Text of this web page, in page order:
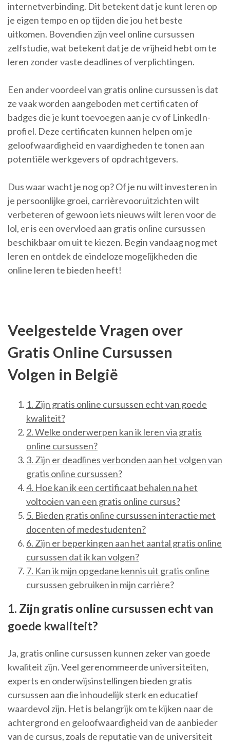
internetverbinding. Dit betekent dat je kunt leren op
je eigen tempo en op tijden die jou het beste
uitkomen. Bovendien zijn veel online cursussen
zelfstudie, wat betekent dat je de vrijheid hebt om te
leren zonder vaste deadlines of verplichtingen.
Een ander voordeel van gratis online cursussen is dat
ze vaak worden aangeboden met certificaten of
badges die je kunt toevoegen aan je cv of LinkedIn-
profiel. Deze certificaten kunnen helpen om je
geloofwaardigheid en vaardigheden te tonen aan
potentiële werkgevers of opdrachtgevers.
Dus waar wacht je nog op? Of je nu wilt investeren in
je persoonlijke groei, carrièrevooruitzichten wilt
verbeteren of gewoon iets nieuws wilt leren voor de
lol, er is een overvloed aan gratis online cursussen
beschikbaar om uit te kiezen. Begin vandaag nog met
leren en ontdek de eindeloze mogelijkheden die
online leren te bieden heeft!
Veelgestelde Vragen over
Gratis Online Cursussen
Volgen in België
1. Zijn gratis online cursussen echt van goede
kwaliteit?
2. Welke onderwerpen kan ik leren via gratis
online cursussen?
3. Zijn er deadlines verbonden aan het volgen van
gratis online cursussen?
4. Hoe kan ik een certificaat behalen na het
voltooien van een gratis online cursus?
5. Bieden gratis online cursussen interactie met
docenten of medestudenten?
6. Zijn er beperkingen aan het aantal gratis online
cursussen dat ik kan volgen?
7. Kan ik mijn opgedane kennis uit gratis online
cursussen gebruiken in mijn carrière?
1. Zijn gratis online cursussen echt van
goede kwaliteit?
Ja, gratis online cursussen kunnen zeker van goede
kwaliteit zijn. Veel gerenommeerde universiteiten,
experts en onderwijsinstellingen bieden gratis
cursussen aan die inhoudelijk sterk en educatief
waardevol zijn. Het is belangrijk om te kijken naar de
achtergrond en geloofwaardigheid van de aanbieder
van de cursus, zoals de reputatie van de universiteit